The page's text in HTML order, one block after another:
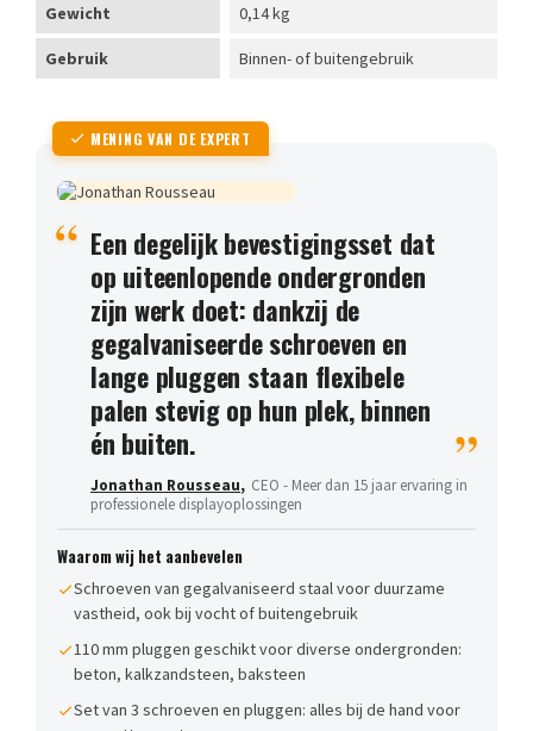
Gewicht 0,14 kg
Gebruik Binnen- of buitengebruik
MENING VAN DE EXPERT
Een degelijk bevestigingsset dat
op uiteenlopende ondergronden
zijn werk doet: dankzij de
gegalvaniseerde schroeven en
lange pluggen staan flexibele
palen stevig op hun plek, binnen
én buiten.
Jonathan Rousseau, CEO - Meer dan 15 jaar ervaring in
professionele displayoplossingen
Waarom wij het aanbevelen
Schroeven van gegalvaniseerd staal voor duurzame
vastheid, ook bij vocht of buitengebruik
110 mm pluggen geschikt voor diverse ondergronden:
beton, kalkzandsteen, baksteen
Set van 3 schroeven en pluggen: alles bij de hand voor